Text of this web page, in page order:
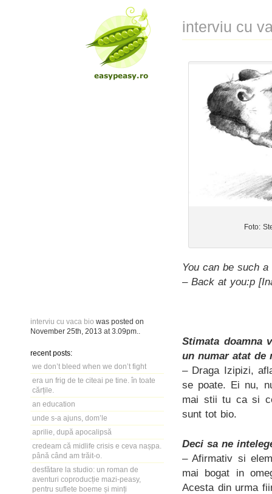
interviu cu vaca bio was posted on
November 25th, 2013 at 3.09pm
recent posts:
we don’t bleed when we don’t fight
era un frig de te citeai pe tine. în toate
cărțile.
an education
unde s-a ajuns, dom’le
aprilie, după apocalipsă
credeam că midlife crisis e ceva nașpa.
până când am trăit-o.
desfătare la studio: un roman de
aventuri coproducție mazi-peasy,
pentru suflete boeme și minți
interviu cu
Foto:
You can be such
– Back at you:p
Stimata doamna
un numar atat de
– Draga Izipizi,
se poate. Ei nu,
mai stii tu ca si
sunt tot bio.
Deci sa ne
– Afirmativ si
mai bogat in
Acesta din urma